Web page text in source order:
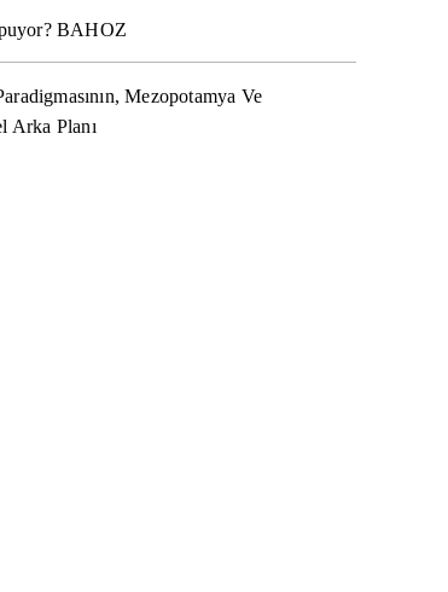
BAHOZ
Mezopotamya Ve
Arka Planı